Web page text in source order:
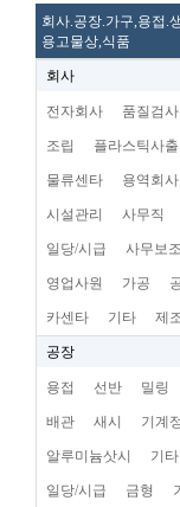
회사.공장.가구,용접.
용고물상,식품
회사
전자회사 품질검사
조립 플라스틱사출
물류센타 용역회사
시설관리 사무직
일당/시급 사무보조
영업사원 가공
카센타 기타 제
공장
용접 선반 밀링
배관 새시 기계
알루미늄삿시 기타
일당/시급 금형